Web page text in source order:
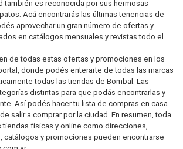
también es reconocida por sus hermosas
Acá encontrarás las últimas tenencias de
aprovechar un gran número de ofertas y
en catálogos mensuales y revistas todo el
de todas estas ofertas y promociones en los
donde podés enterarte de todas las marcas
todas las tiendas de Bombal. Las
distintas para que podás encontrarlas y
Así podés hacer tu lista de compras en casa
salir a comprar por la ciudad. En resumen, toda
tiendas físicas y online como direcciones,
catálogos y promociones pueden encontrarse